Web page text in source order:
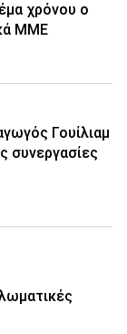
χρόνου ο
ΜΜΕ
Γουίλιαμ
συνεργασίες